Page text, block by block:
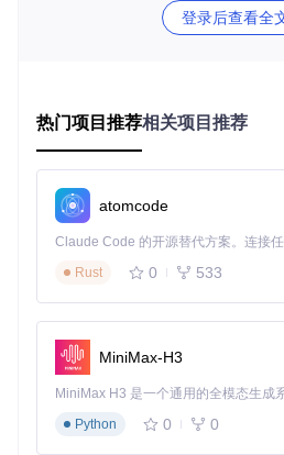
很多开发者喜欢在夜间进行编码，
普通的暗色调主题往往存在色彩单
了然。
队效率。Sonokai支持多种编辑器和
m还是VS Code，都能轻松配置
根据自己的喜好选择不同的变体，
技术亮点：色彩心理学与代
色彩心理学在主题设计中的应用
Sonokai的色彩设计充分考虑了色彩
蓝色作为关键字的高亮色，因为蓝
觉，有助于开发者集中注意力；而
登录后查看全
热门项目推荐相关项目推荐
atomcode
Rust
0 533
MiniMax-H3
Python
0 0